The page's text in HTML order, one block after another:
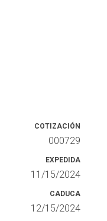
COTIZACIÓN
000729
EXPEDIDA
11/15/2024
CADUCA
12/15/2024